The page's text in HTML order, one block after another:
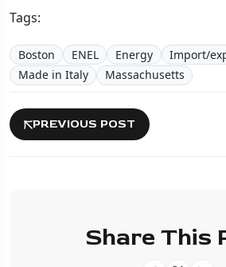
Tags:
Boston ENEL Energy Import/
Made in Italy
Massachusetts
PREVIOUS POST
Share This